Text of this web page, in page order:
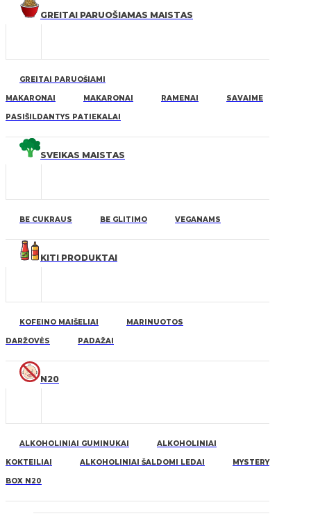
GREITAI PARUOŠIAMAS MAISTAS
GREITAI PARUOŠIAMI
MAKARONAI MAKARONAI RAMENAI SAVAIME
PASIŠILDANTYS PATIEKALAI
SVEIKAS MAISTAS
BE CUKRAUS BE GLITIMO VEGANAMS
KITI PRODUKTAI
KOFEINO MAIŠELIAI MARINUOTOS
DARŽOVĖS PADAŽAI
N20
ALKOHOLINIAI GUMINUKAI ALKOHOLINIAI
KOKTEILIAI ALKOHOLINIAI ŠALDOMI LEDAI MYSTERY
BOX N20